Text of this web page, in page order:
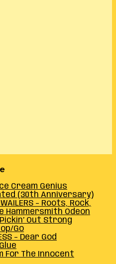
Ice Cream Genius
(30th Anniversary)
WAILERS – Roots, Rock,
Hammersmith Odeon
Pickin’ Out Strong
Go
– Dear God
For The Innocent